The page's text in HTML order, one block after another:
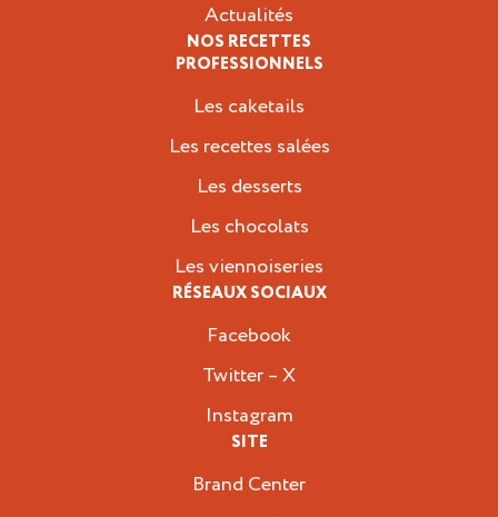
Actualités
NOS RECETTES
PROFESSIONNELS
Les caketails
Les recettes salées
Les desserts
Les chocolats
Les viennoiseries
RÉSEAUX SOCIAUX
Facebook
Twitter – X
Instagram
SITE
Brand Center